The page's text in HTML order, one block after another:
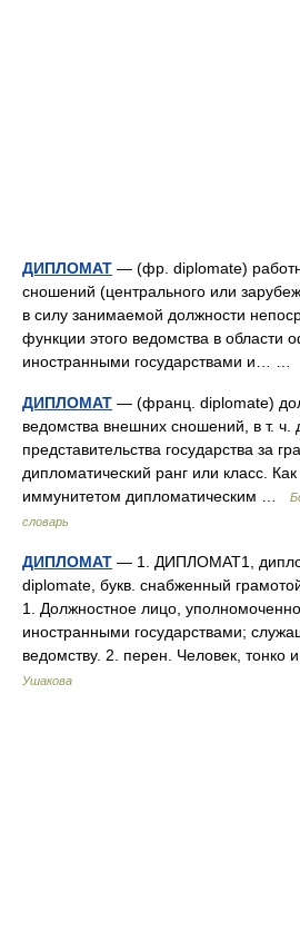
ДИПЛОМАТ — (фр. diplomate)
сношений (центрального или
в силу занимаемой должности
функции этого ведомства в области
иностранными государствами и… …
ДИПЛОМАТ — (франц. diplomate)
ведомства внешних сношений, в т. ч.
представительства государства за
дипломатический ранг или класс.
иммунитетом дипломатическим …
словарь
ДИПЛОМАТ — 1. ДИПЛОМАТ1,
diplomate, букв. снабженный
1. Должностное лицо,
иностранными государствами;
ведомству. 2. перен. Человек,
Ушакова